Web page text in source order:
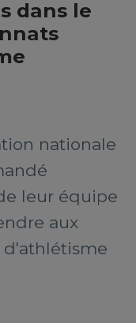
dans le
nationale
leur équipe
aux
d'athlétisme